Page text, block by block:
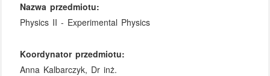
Nazwa przedmiotu:
Physics II - Experimental Physics
Koordynator przedmiotu:
Anna Kalbarczyk, Dr inż.